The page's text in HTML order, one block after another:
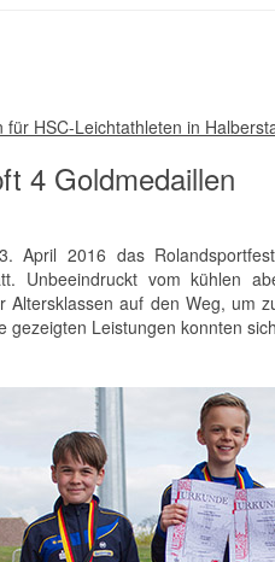
HSC-Leichtathleten in
4 Goldmedaillen
April 2016 das
Unbeeindruckt vom kühlen
Altersklassen auf den Weg, um
gezeigten Leistungen konnten